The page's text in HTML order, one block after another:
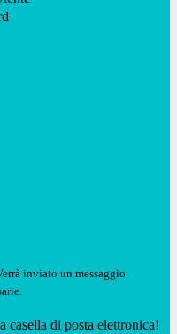
inviato un messaggio
casella di posta elettronica!